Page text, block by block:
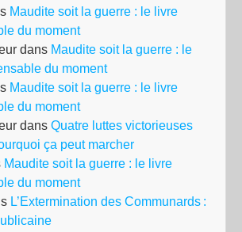
Maudite soit la guerre : le livre
du moment
dans Maudite soit la guerre : le
du moment
Maudite soit la guerre : le livre
du moment
dans Quatre luttes victorieuses
ça peut marcher
Maudite soit la guerre : le livre
du moment
L’Extermination des Communards :